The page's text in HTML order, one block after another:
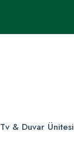
Tv & Duvar Ünitesi